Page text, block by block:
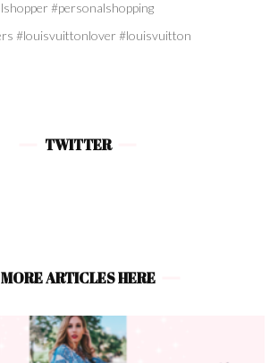
TWITTER
MORE ARTICLES HERE